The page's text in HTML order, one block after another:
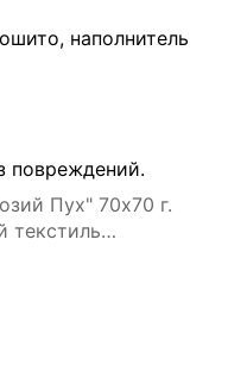
наполнитель
повреждений.
Пух" 70х70 г.
текстиль